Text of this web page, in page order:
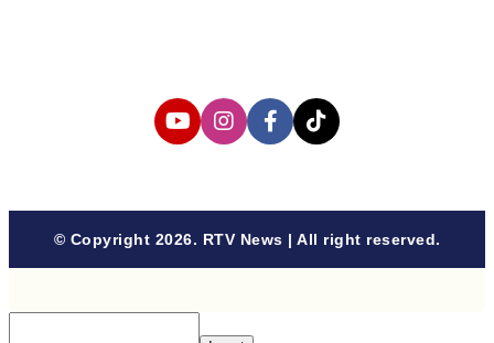
© Copyright 2026. RTV News | All right reserved.